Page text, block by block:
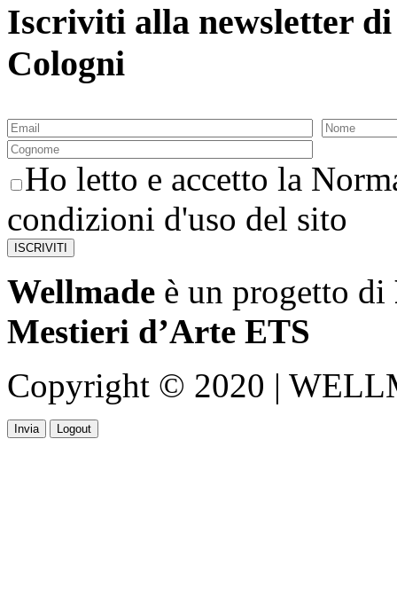
Iscriviti alla newsletter di
Cologni
Ho letto e accetto la
condizioni d'uso del sito
Wellmade è un progetto di
Mestieri d’Arte ETS
Copyright © 2020 |
Invia Logout